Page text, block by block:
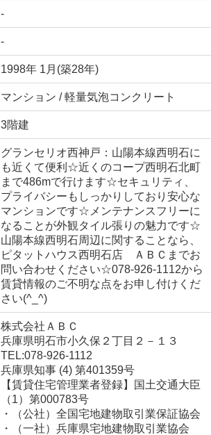
-
-
1998年 1月(築28年)
マンション / 軽量気泡コンクリート
3階建
グランセリオ西神戸：山陽本線西明石に
も近くて便利☆近くのコープ西明石北町
まで486mで行けます☆セキュリティ、
プライバシーもしっかりしており安心な
マンションです☆メンテナンスフリーに
なることが外観タイル張りの魅力です☆
山陽本線西明石周辺に関することなら、
ピタットハウス西明石店 ＡＢＣまでお
問い合わせください☆078-926-1112から
賃貸情報のご不明な点をお申し付けくだ
さい(^_^)
株式会社ＡＢＣ
兵庫県明石市小久保２丁目２－１３
TEL:078-926-1112
兵庫県知事 (4) 第401359号
【賃貸住宅管理業者登録】国土交通大臣
（1）第000783号
・（公社）全国宅地建物取引業保証協会
・（一社）兵庫県宅地建物取引業協会